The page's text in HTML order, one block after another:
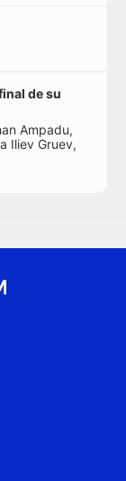
de su
Ampadu,
Iliev Gruev,